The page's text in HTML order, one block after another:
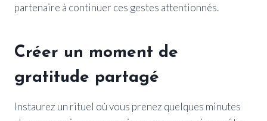
partenaire à continuer ces gestes attentionnés.
Créer un moment de
gratitude partagé
Instaurez un rituel où vous prenez quelques minutes